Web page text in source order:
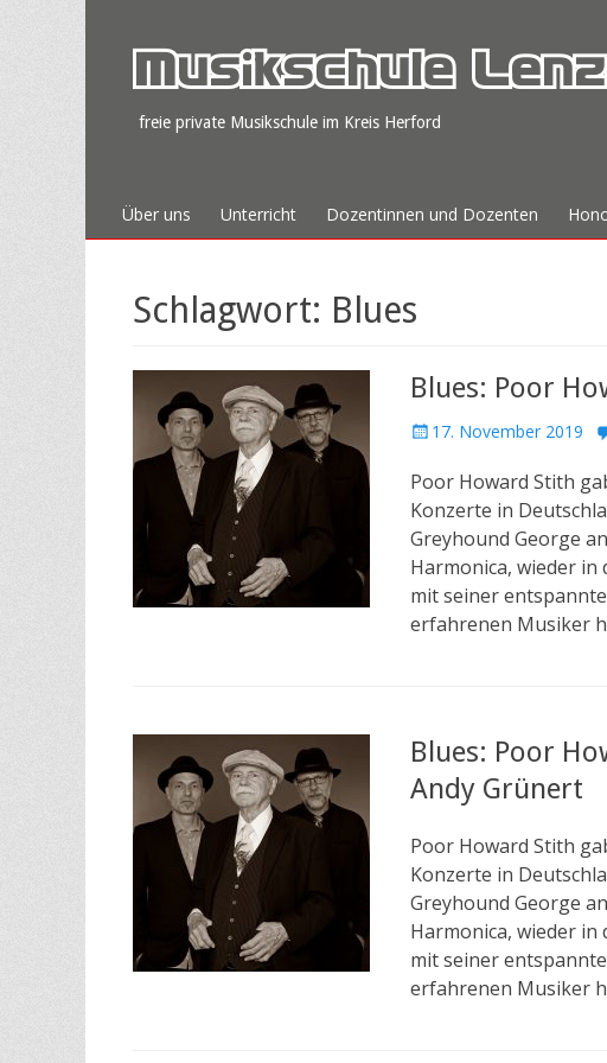
Musikschule
freie private Musikschule im Kreis Herford
Primäres Menü
Zum
Inhalt
Über uns Unterricht Dozentinnen und Dozenten
Schlagwort: Blues
Blues: Poor
Veröffentlicht
17. November 2019
Poor Howard Stith
Konzerte in
Greyhound George
Harmonica, wieder in
mit seiner
erfahrenen Musiker
Blues: Poor
Andy Grünert
Poor Howard Stith
Konzerte in
Greyhound George
Harmonica, wieder in
mit seiner
erfahrenen Musiker